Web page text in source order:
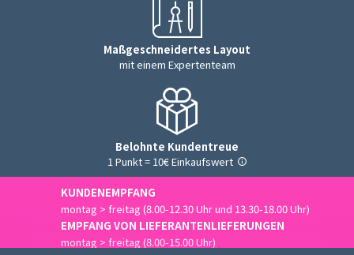
Maßgeschneidertes Layout
mit einem Expertenteam
Belohnte Kundentreue
1 Punkt = 10€ Einkaufswert
KUNDENEMPFANG
montag > freitag (8.00-12.30 Uhr und 13.30-18.00 Uhr)
EMPFANG VON LIEFERANTENLIEFERUNGEN
montag > freitag (8.00-15.00 Uhr)